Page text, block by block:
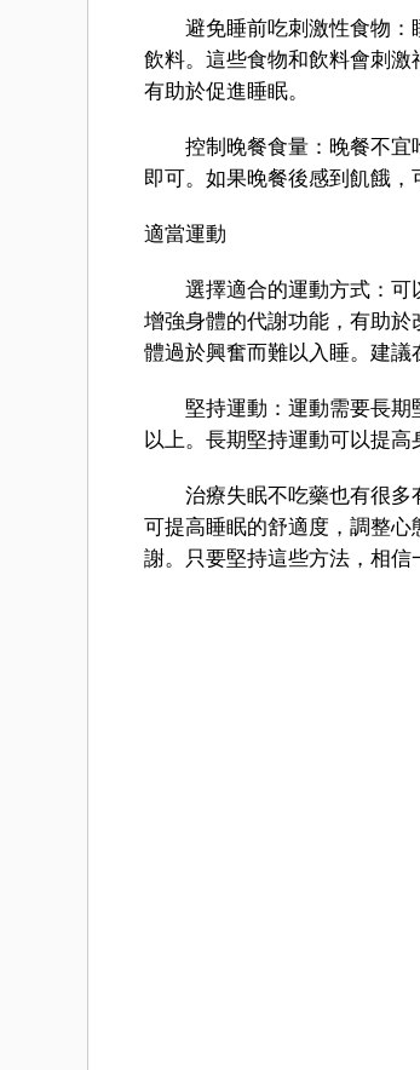
避免睡前吃刺激性食物：
飲料。這些食物和飲料會刺激
有助於促進睡眠。
控制晚餐食量：晚餐不宜
即可。如果晚餐後感到飢餓，
適當運動
選擇適合的運動方式：可以
增強身體的代謝功能，有助
體過於興奮而難以入睡。建議
堅持運動：運動需要長期堅
以上。長期堅持運動可以提高
治療失眠不吃藥也有很多
可提高睡眠的舒適度，調整
謝。只要堅持這些方法，相信